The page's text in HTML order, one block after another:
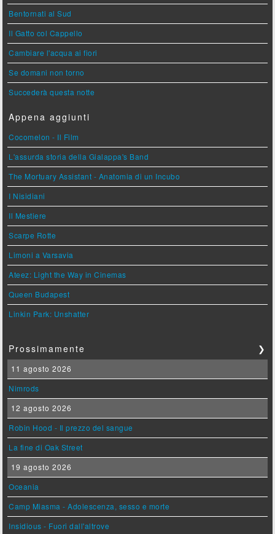
Bentornati al Sud
Il Gatto col Cappello
Cambiare l'acqua ai fiori
Se domani non torno
Succederà questa notte
Appena aggiunti
Cocomelon - Il Film
L'assurda storia della Gialappa's Band
The Mortuary Assistant - Anatomia di un Incubo
I Nisidiani
Il Mestiere
Scarpe Rotte
Limoni a Varsavia
Ateez: Light the Way in Cinemas
Queen Budapest
Linkin Park: Unshatter
Prossimamente ❯
11 agosto 2026
Nimrods
12 agosto 2026
Robin Hood - Il prezzo del sangue
La fine di Oak Street
19 agosto 2026
Oceania
Camp Miasma - Adolescenza, sesso e morte
Insidious - Fuori dall'altrove